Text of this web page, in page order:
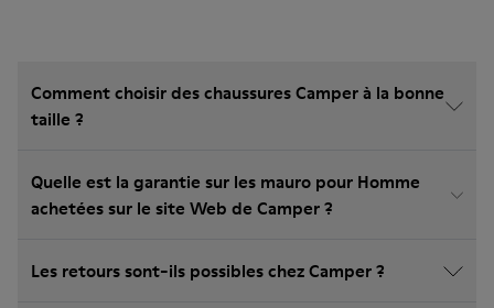
Comment choisir des chaussures Camper à la bonne
taille ?
Quelle est la garantie sur les mauro pour Homme
achetées sur le site Web de Camper ?
Les retours sont-ils possibles chez Camper ?